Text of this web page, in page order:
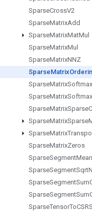
SparseCrossV2
SparseMatrixAdd
SparseMatrixMatMul
SparseMatrixMul
SparseMatrixNNZ
SparseMatrix
SparseMatrixSoftmax
SparseMatrixSoftmax
SparseMatrixSparse
SparseMatrixSparse
SparseMatrix
SparseMatrixZeros
SparseSegmentMean
SparseSegmentSqrt
SparseSegmentSum
SparseSegmentSum
SparseTensorTo